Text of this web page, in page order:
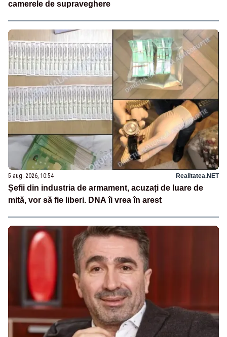
camerele de supraveghere
5 aug. 2026, 10:54 Realitatea.NET
Șefii din industria de armament, acuzați de luare de
mită, vor să fie liberi. DNA îi vrea în arest